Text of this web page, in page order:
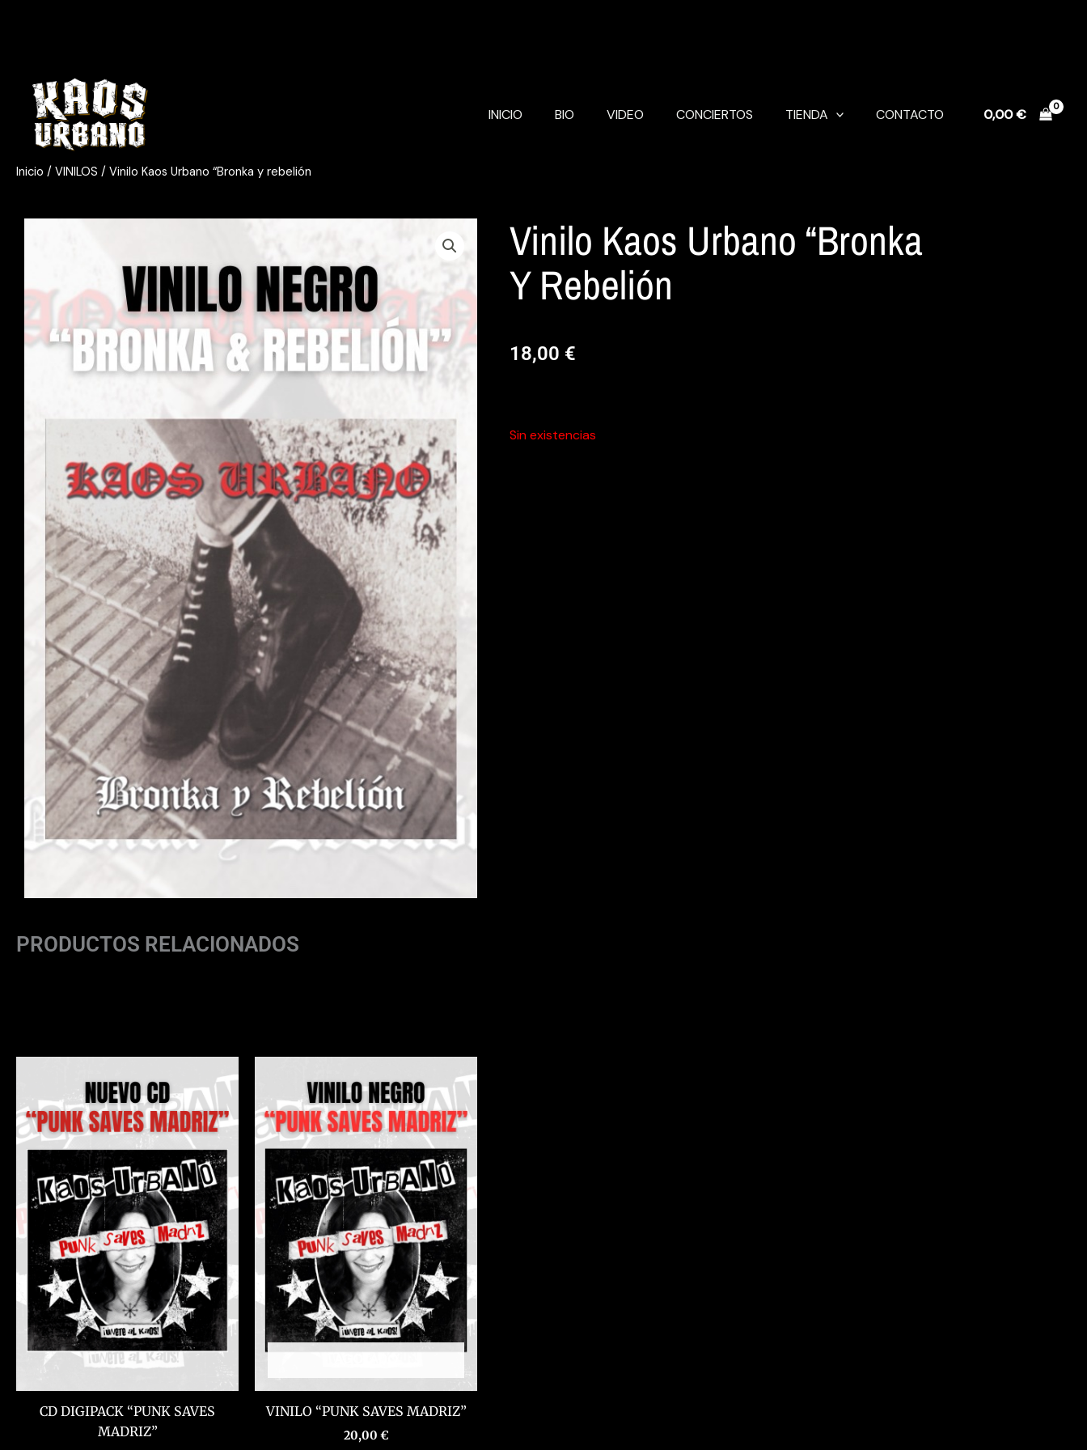
contenido
INICIO
BIO VIDEO CONCIERTOS TIENDA CONTACTO 0,00€
Inicio / VINILOS / Vinilo Kaos Urbano “Bronka y rebelión
Vinilo Kaos Urbano “Bronka
Y Rebelión
18,00 €
Sin existencias
PRODUCTOS RELACIONADOS
CD DIGIPACK “PUNK SAVES
MADRIZ”
VINILO “PUNK SAVES MADRIZ”
20,00 €